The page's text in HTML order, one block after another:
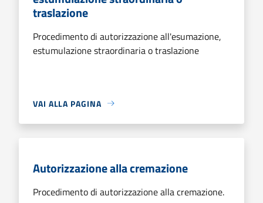
traslazione
Procedimento di autorizzazione all'esumazione,
estumulazione straordinaria o traslazione
VAI ALLA PAGINA
Autorizzazione alla cremazione
Procedimento di autorizzazione alla cremazione.